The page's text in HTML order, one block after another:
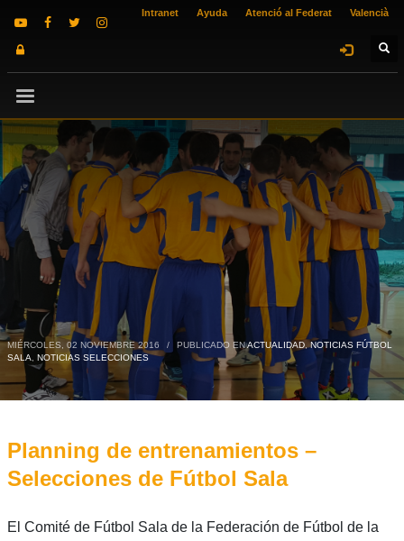
Intranet Ayuda Atenció al Federat Valencià
MIÉRCOLES, 02 NOVIEMBRE 2016 / PUBLICADO ENACTUALIDAD,NOTICIAS FÚTBOL
SALA
NOTICIAS SELECCIONES
Planning de entrenamientos –
Selecciones de Fútbol Sala
El Comité de Fútbol Sala de la Federación de Fútbol de la